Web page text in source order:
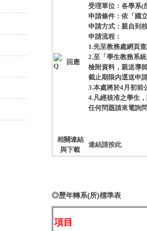
回應
受理單位：各學系(
申請條件：依「國
申請方式：親自到
申請流程：
1.先至教務處網頁
2.至「 學生教務系統
檢附資料，親送導
截止期限內逕送申
3.本處將於4月初前
4.凡經核准之學生
任何問題請來電詢
相關連結
與下載
連結請按此
◎歷年轉系(所)標準表
項目